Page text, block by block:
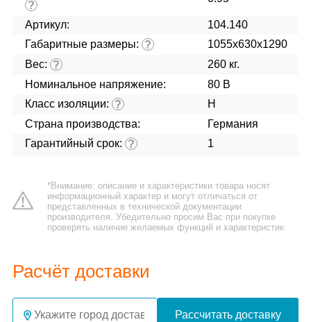
?
Артикул:
104.140
Габаритные размеры: ?
1055x630x1290
Вес: ?
260 кг.
Номинальное напряжение:
80 В
Класс изоляции: ?
H
Страна производства:
Германия
Гарантийный срок: ? 1
*Внимание: описание и характеристики товара носят
информационный характер и могут отличаться от
представленных в технической документации
производителя. Убедительно просим Вас при покупке
проверять наличие желаемых функций и характеристик.
Расчёт доставки
Рассчитать доставку